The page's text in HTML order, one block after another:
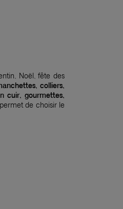
Noël, fête des
colliers,
cuir, gourmettes,
de choisir le